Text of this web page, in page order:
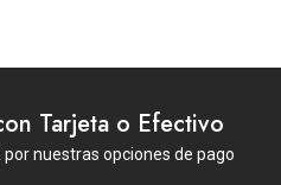
Tarjeta o Efectivo
por nuestras opciones de pago